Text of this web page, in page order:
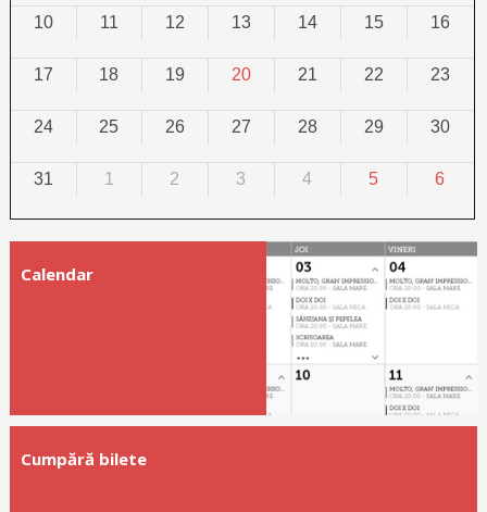
10 11 12 13 14 15 16
17 18 19 20 21 22 23
24 25 26 27 28 29 30
31 1 2 3 4 5 6
Calendar
Cumpără bilete